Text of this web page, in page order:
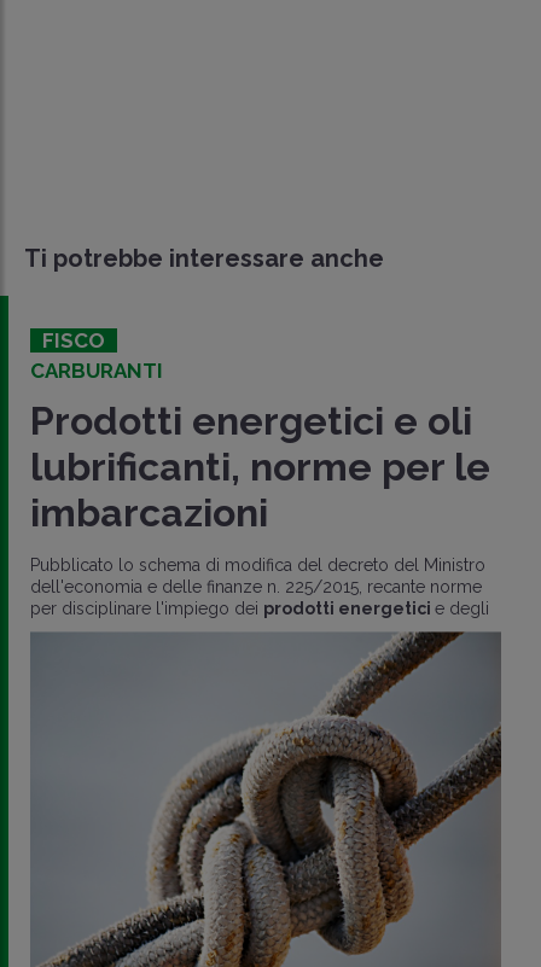
Ti potrebbe interessare anche
FISCO
CARBURANTI
Prodotti energetici e oli
lubrificanti, norme per le
imbarcazioni
Pubblicato lo schema di modifica del decreto del Ministro
dell'economia e delle finanze n. 225/2015, recante norme
per disciplinare l'impiego dei prodotti energetici e degli